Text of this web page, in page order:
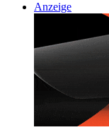
Anzeige